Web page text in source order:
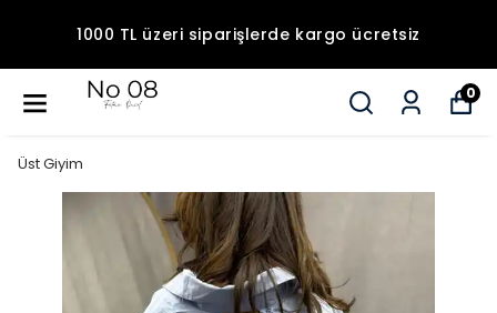
1000 TL üzeri siparişlerde kargo ücretsiz
0
Üst Giyim